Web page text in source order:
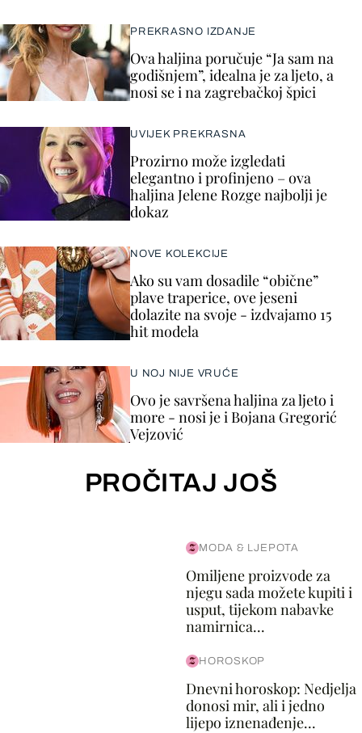
PREKRASNO IZDANJE
Ova haljina poručuje “Ja sam na
godišnjem”, idealna je za ljeto, a
nosi se i na zagrebačkoj špici
UVIJEK PREKRASNA
Prozirno može izgledati
elegantno i profinjeno – ova
haljina Jelene Rozge najbolji je
dokaz
NOVE KOLEKCIJE
Ako su vam dosadile “obične”
plave traperice, ove jeseni
dolazite na svoje - izdvajamo 15
hit modela
U NOJ NIJE VRUĆE
Ovo je savršena haljina za ljeto i
more - nosi je i Bojana Gregorić
Vejzović
PROČITAJ JOŠ
MODA & LJEPOTA
Omiljene proizvode za
njegu sada možete kupiti i
usput, tijekom nabavke
namirnica...
HOROSKOP
Dnevni horoskop: Nedjelja
donosi mir, ali i jedno
lijepo iznenađenje...